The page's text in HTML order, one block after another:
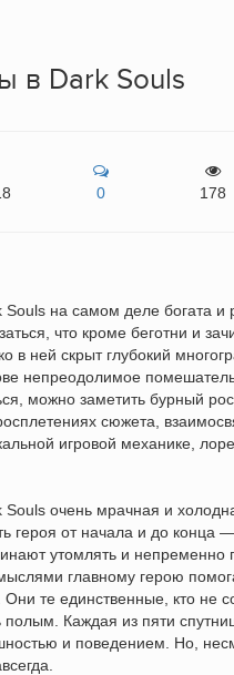
в Dark Souls
0 178
на самом деле богата и
что кроме беготни и
в ней скрыт глубокий
непреодолимое
можно заметить бурный
сюжета,
игровой механике,
Souls очень мрачная и
героя от начала и до конца
утомлять и непременно
главному герою
Они те единственные, кто не
Каждая из пяти
и поведением. Но,